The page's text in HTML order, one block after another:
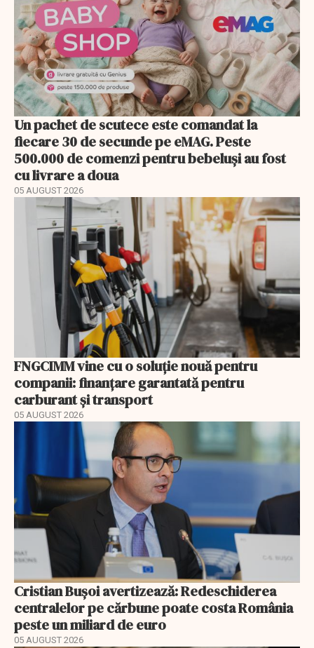
Un pachet de scutece este comandat la
fiecare 30 de secunde pe eMAG. Peste
500.000 de comenzi pentru bebeluși au fost
cu livrare a doua
05 AUGUST 2026
FNGCIMM vine cu o soluție nouă pentru
companii: finanțare garantată pentru
carburant și transport
05 AUGUST 2026
Cristian Bușoi avertizează: Redeschiderea
centralelor pe cărbune poate costa România
peste un miliard de euro
05 AUGUST 2026